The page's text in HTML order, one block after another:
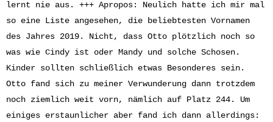
lernt nie aus. +++ Apropos: Neulich hatte ich mir mal
so eine Liste angesehen, die beliebtesten Vornamen
des Jahres 2019. Nicht, dass Otto plötzlich noch so
was wie Cindy ist oder Mandy und solche Schosen.
Kinder sollten schließlich etwas Besonderes sein.
Otto fand sich zu meiner Verwunderung dann trotzdem
noch ziemlich weit vorn, nämlich auf Platz 244. Um
einiges erstaunlicher aber fand ich dann allerdings: